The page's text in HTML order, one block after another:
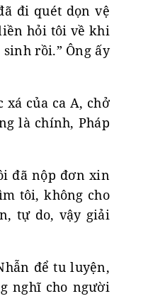
đi quét dọn vệ
hỏi tôi về khi
rồi.” Ông ấy
của ca A, chở
là chính, Pháp
đã nộp đơn xin
tôi, không cho
tự do, vậy giải
để tu luyện,
nghĩ cho người